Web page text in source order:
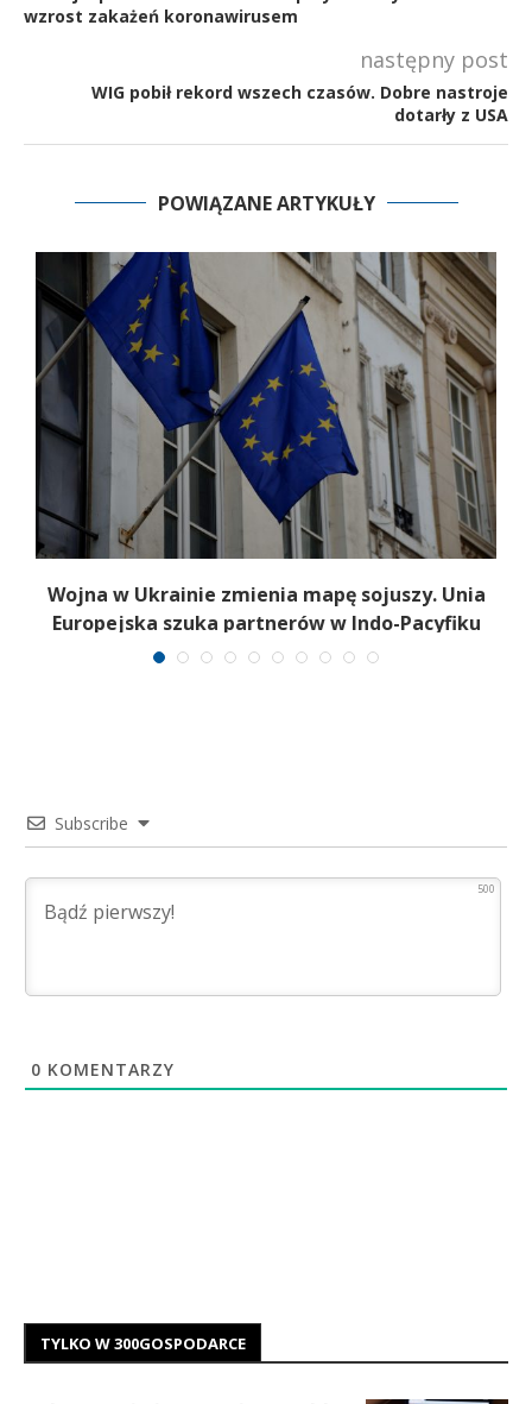
wzrost zakażeń koronawirusem
następny post
WIG pobił rekord wszech czasów. Dobre nastroje
dotarły z USA
POWIĄZANE ARTYKUŁY
Wojna w Ukrainie zmienia mapę sojuszy. Unia
Europejska szuka partnerów w Indo-Pacyfiku
Subscribe
500
0 KOMENTARZY
TYLKO W 300GOSPODARCE